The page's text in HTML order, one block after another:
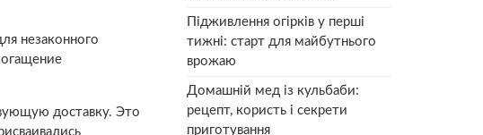
незаконного
доставку. Это
Підживлення огірків у перші
тижні: старт для майбутнього
врожаю
Домашній мед із кульбаби:
рецепт, користь і секрети
приготування